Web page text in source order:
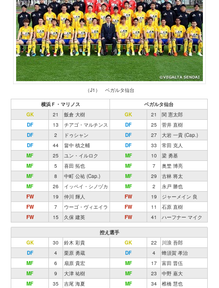
（J1） ベガルタ仙台
横浜Ｆ・マリノス
ベガルタ仙台
GK
21 飯倉 大樹 GK 21
関 憲太郎
DF
13 チアゴ・マルチンス DF 25
菅井 直樹
DF
2 ドゥシャン DF 27
大岩 一貴 (Cap.)
DF
44 畠中 槙之輔 DF 33
常田 克人
MF
25 ユン・イルロク MF 10
梁 勇基
MF
5 喜田 拓也 MF 7
奥埜 博亮
MF
8 中町 公祐 (Cap.) MF 29
古林 将太
MF
26 イッペイ・シノヅカ MF 2
永戸 勝也
FW
19 仲川 輝人 FW 19
ジャーメイン 良
FW
7 ウーゴ・ヴィエイラ FW 11
石原 直樹
FW
15 久保 建英 FW 41 ハーフナー マイク
控え選手
GK
30 鈴木 彩貴 GK 22
川浪 吾郎
DF
4 栗原 勇蔵 DF 4
蜂須賀 孝治
MF
6 扇原 貴宏 MF 17
富田 晋伍
MF
9 大津 祐樹 MF 23
中野 嘉大
MF
35 吉尾 海夏 MF 34
椎橋 慧也